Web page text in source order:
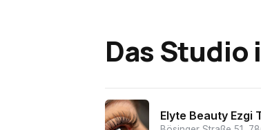
Das Studio
Elyte Beauty Ezgi